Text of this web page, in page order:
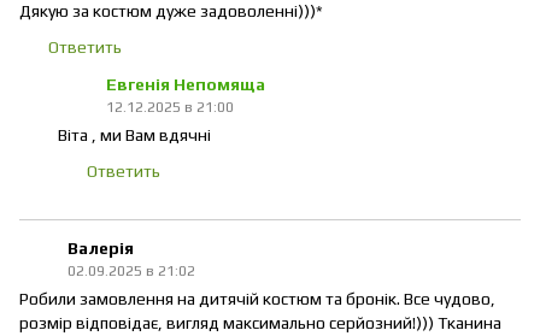
Дякую за костюм дуже задоволенні)))*
Ответить
Евгенія Непомяща
12.12.2025 в 21:00
Віта , ми Вам вдячні
Ответить
Валерія
02.09.2025 в 21:02
Робили замовлення на дитячій костюм та бронік. Все чудово,
розмір відповідає, вигляд максимально серйозний!))) Тканина